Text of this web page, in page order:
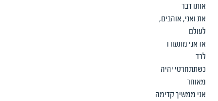
אותו דבר
את ואני, אוהבים,
לעולם
אז אני מתעורר
לבד
כשתתחרטי יהיה
מאוחר
אני ממשיך קדימה